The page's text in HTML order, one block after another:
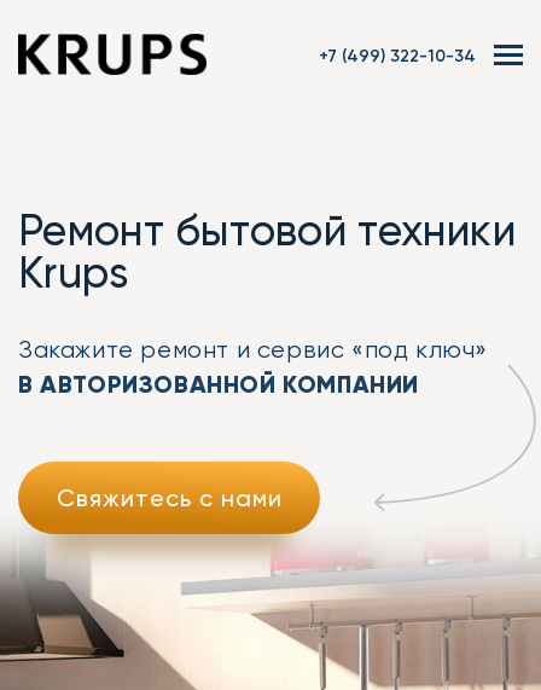
+7 (499) 322-10-34
Ремонт бытовой техники
Krups
Закажите ремонт и сервис «под ключ»
В АВТОРИЗОВАННОЙ КОМПАНИИ
Свяжитесь с нами